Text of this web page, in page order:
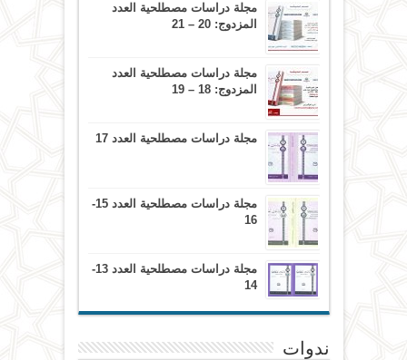
مجلة دراسات مصطلحية العدد
المزدوج: 20 – 21
مجلة دراسات مصطلحية العدد
المزدوج: 18 – 19
مجلة دراسات مصطلحية العدد 17
مجلة دراسات مصطلحية العدد 15-
16
مجلة دراسات مصطلحية العدد 13-
14
ندوات